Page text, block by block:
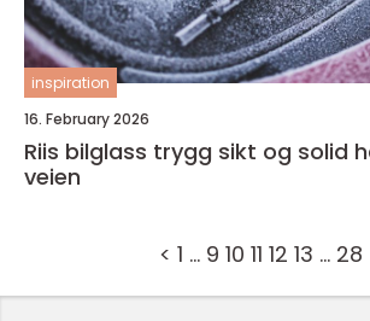
inspiration
16. February 2026
Riis bilglass trygg sikt og solid håndverk på
veien
< 1 … 9 10 11 12 13 … 28